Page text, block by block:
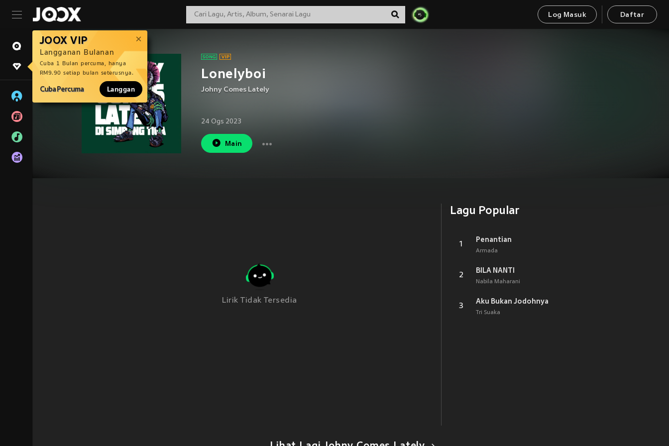
Log Masuk Daftar
JOOX VIP
Langganan Bulanan
Cuba 1 Bulan percuma, hanya
RM9.90 setiap bulan seterusnya.
Cuba Percuma Langgan
Lonelyboi
Johny Comes Lately
24 Ogs 2023
Main
Lirik Tidak Tersedia
Lagu Popular
1
Penantian
Armada
2
BILA NANTI
Nabila Maharani
3
Aku Bukan Jodohnya
Tri Suaka